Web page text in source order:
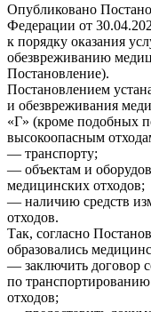
Опубликовано
Федерации от
к порядку оказания
обезвреживанию
Постановление).
Постановлением
и обезвреживания
«Г» (кроме подобных
высокоопасным
— транспорту;
— объектам и
медицинских отходов;
— наличию средств
отходов.
Так, согласно
образовались
— заключить договор
по
отходов;